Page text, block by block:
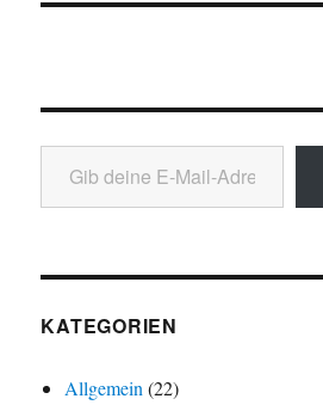
Gib deine E-Mail-Adresse ein ...
KATEGORIEN
Allgemein (22)